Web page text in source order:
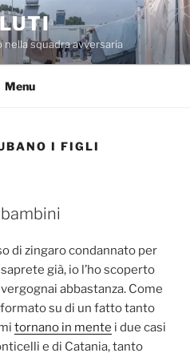
squadra avversaria
Menu
I FIGLI
di zingaro condannato per
già, io l’ho scoperto
abbastanza. Come
su di un fatto tanto
tornano in mente i due casi
e di Catania, tanto